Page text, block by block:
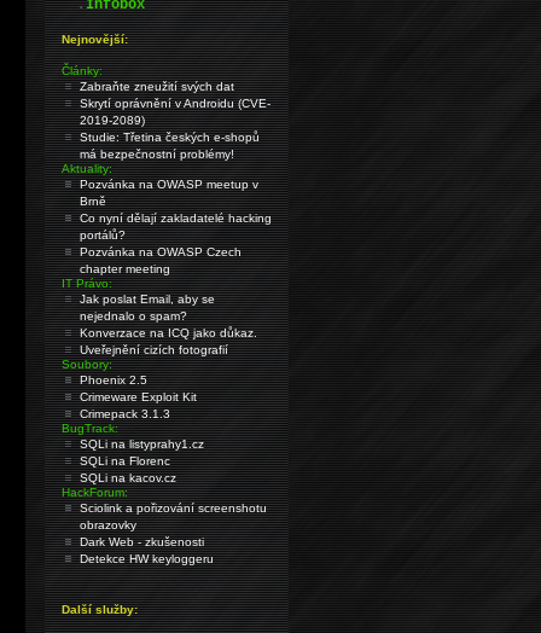
Infobox
Nejnovější:
Články:
Zabraňte zneužití svých dat
Skrytí oprávnění v Androidu (CVE-
2019-2089)
Studie: Třetina českých e-shopů
má bezpečnostní problémy!
Aktuality:
Pozvánka na OWASP meetup v
Brně
Co nyní dělají zakladatelé hacking
portálů?
Pozvánka na OWASP Czech
chapter meeting
IT Právo:
Jak poslat Email, aby se
nejednalo o spam?
Konverzace na ICQ jako důkaz.
Uveřejnění cizích fotografií
Soubory:
Phoenix 2.5
Crimeware Exploit Kit
Crimepack 3.1.3
BugTrack:
SQLi na listyprahy1.cz
SQLi na Florenc
SQLi na kacov.cz
HackForum:
Sciolink a pořizování screenshotu
obrazovky
Dark Web - zkušenosti
Detekce HW keyloggeru
Další služby: